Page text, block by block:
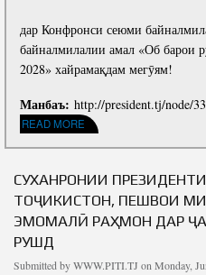
дар Конфронси сеюми
байналмилалии амал «Об барои
2028» хайрамақдам мегӯям!
Манбаъ: http://president.tj/node/
READ MORE
ABOUT СУХАНРОНИИ ПРЕЗИДЕНТИ
СУХАНРОНИИ
ТОҶИКИСТОН, ПЕШВОИ
ЭМОМАЛӢ РАҲМОН ДАР
РУШД
Submitted byWWW.PITI.TJ on Monday,